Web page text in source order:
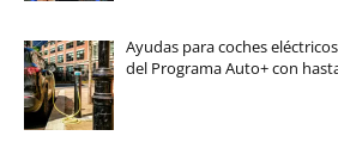
Ayudas para coches
del Programa Auto+ con